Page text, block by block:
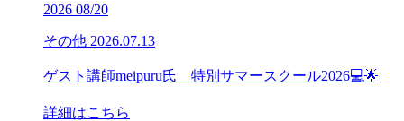
2026 08/20
その他 2026.07.13
ゲスト講師meipuru氏 特別サマースクール2026💻🌟
詳細はこちら